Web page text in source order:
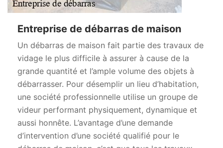
Entreprise de débarras de maison
Un débarras de maison fait partie des travaux de
vidage le plus difficile à assurer à cause de la
grande quantité et l’ample volume des objets à
débarrasser. Pour désemplir un lieu d’habitation,
une société professionnelle utilise un groupe de
videur performant physiquement, dynamique et
aussi honnête. L’avantage d’une demande
d’intervention d’une société qualifié pour le